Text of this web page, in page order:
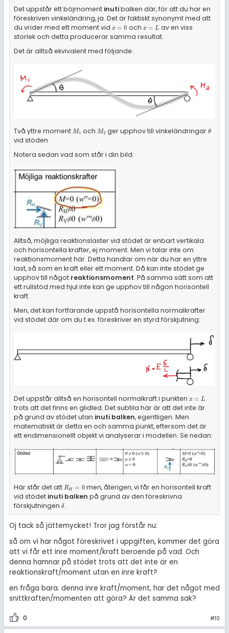
Det uppstår ett böjmoment inutibalken där, för att du har en
föreskriven vinkeländring, ja. Det är faktiskt synonymt med att
du vrider med ett moment vid x = 0
x=0 och x = L
x=L
av en viss
storlek och detta producerar samma resultat.
Det är alltså ekvivalent med följande:
Två yttre moment M1
M1 och M2
M2 ger upphov till vinkeländringarθ
θ
vid stöden.
Notera sedan vad som står i din bild:
Alltså, möjliga reaktionslaster vid stödet är enbart vertikala
och horisontella krafter, ej moment. Men vi talar inte om
reaktionsmoment här. Detta handlar om när du har en yttre
last, så som en kraft eller ett moment. Då kan inte stödet ge
upphov till något reaktionsmoment. På samma sätt som att
ett rullstöd med hjul inte kan ge upphov till någon horisontell
kraft.
Men, det kan fortfarande uppstå horisontella normalkrafter
vid stödet där om du t.ex. föreskriver en styrd förskjutning:
Det uppstår alltså en horisontell normalkraft i punkten x = L
x=L
trots att det finns en glidled. Det subtila här är att det inte är
på grund av stödet utan inuti balken, egentligen. Men
matematiskt är detta en och samma punkt, eftersom det är
ett endimensionellt objekt vi analyserar i modellen. Se nedan:
Här står det att RH = 0
RH=0
men, återigen, vi får en horisontell kraft
vid stödet inuti balken på grund av den föreskrivna
förskjutningen δ
δ.
Oj tack så jättemycket! Tror jag förstår nu:
så om vi har något föreskrivet i uppgiften, kommer det göra
att vi får ett inre moment/kraft beroende på vad. Och
denna hamnar på stödet trots att det inte är en
reaktionskraft/moment utan en inre kraft?
en fråga bara. denna inre kraft/moment, har det något med
snittkraften/momenten att göra? Är det samma sak?
0 #10